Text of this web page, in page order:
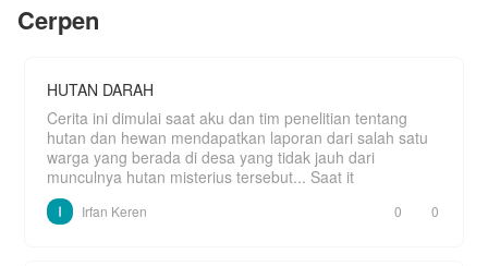
Cerpen
HUTAN DARAH
Cerita ini dimulai saat aku dan tim penelitian tentang
hutan dan hewan mendapatkan laporan dari salah satu
warga yang berada di desa yang tidak jauh dari
munculnya hutan misterius tersebut... Saat it
Irfan Keren 0 0